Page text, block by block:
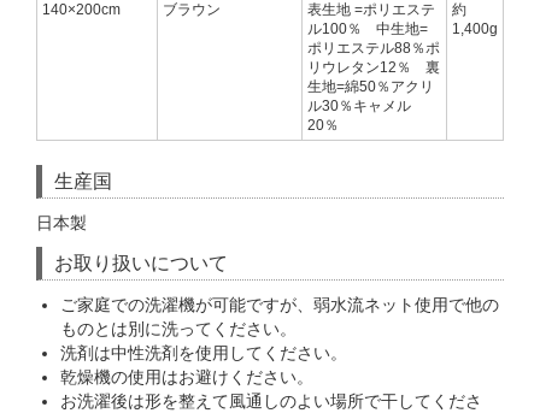
140×200cm
ブラウン
表生地 =ポリエステ
ル100％ 中生地=
ポリエステル88％ポ
リウレタン12％ 裏
生地=綿50％アクリ
ル30％キャメル
20％
約
1,400g
生産国
日本製
お取り扱いについて
ご家庭での洗濯機が可能ですが、弱水流ネット使用で他の
ものとは別に洗ってください。
洗剤は中性洗剤を使用してください。
乾燥機の使用はお避けください。
お洗濯後は形を整えて風通しのよい場所で干してくださ